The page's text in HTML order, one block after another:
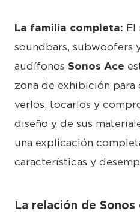
La familia completa: El
soundbars, subwoofers
audífonos Sonos Ace
zona de exhibición
verlos, tocarlos y
diseño y de sus
una explicación
características y
La relación de Sonos